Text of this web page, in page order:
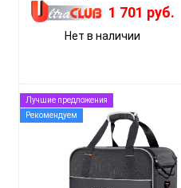
1 701 руб.
Нет в наличии
Лучшие предложения
Рекомендуем